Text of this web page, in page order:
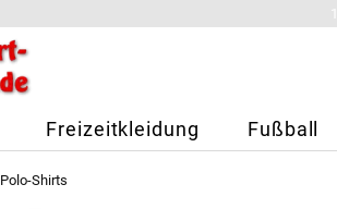
Freizeitkleidung Fußball
Polo-Shirts